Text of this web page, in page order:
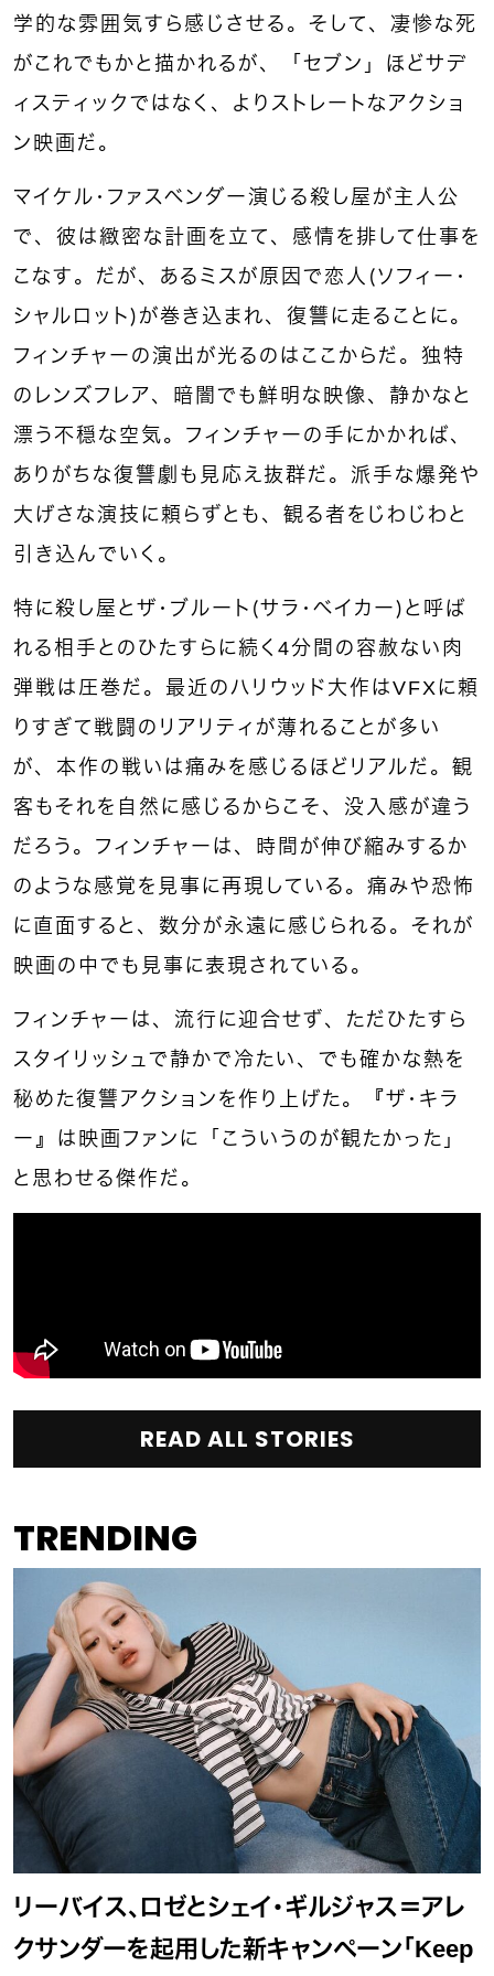
学的な雰囲気すら感じさせる。そして、凄惨な死
がこれでもかと描かれるが、「セブン」ほどサデ
ィスティックではなく、よりストレートなアクショ
ン映画だ。
マイケル・ファスベンダー演じる殺し屋が主人公
で、彼は緻密な計画を立て、感情を排して仕事を
こなす。だが、あるミスが原因で恋人（ソフィー・
シャルロット）が巻き込まれ、復讐に走ることに。
フィンチャーの演出が光るのはここからだ。独特
のレンズフレア、暗闇でも鮮明な映像、静かなと
漂う不穏な空気。フィンチャーの手にかかれば、
ありがちな復讐劇も見応え抜群だ。派手な爆発や
大げさな演技に頼らずとも、観る者をじわじわと
引き込んでいく。
特に殺し屋とザ・ブルート（サラ・ベイカー）と呼ば
れる相手とのひたすらに続く4分間の容赦ない肉
弾戦は圧巻だ。最近のハリウッド大作はVFXに頼
りすぎて戦闘のリアリティが薄れることが多い
が、本作の戦いは痛みを感じるほどリアルだ。観
客もそれを自然に感じるからこそ、没入感が違う
だろう。フィンチャーは、時間が伸び縮みするか
のような感覚を見事に再現している。痛みや恐怖
に直面すると、数分が永遠に感じられる。それが
映画の中でも見事に表現されている。
フィンチャーは、流行に迎合せず、ただひたすら
スタイリッシュで静かで冷たい、でも確かな熱を
秘めた復讐アクションを作り上げた。『ザ・キラ
ー』は映画ファンに「こういうのが観たかった」
と思わせる傑作だ。
READ ALL STORIES
TRENDING
リーバイス、ロゼとシェイ・ギルジャス＝アレ
クサンダーを起用した新キャンペーン「Keep